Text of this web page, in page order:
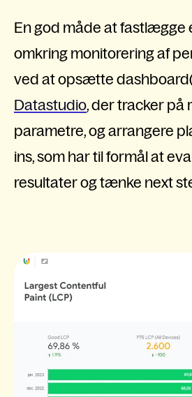
En god måde at fastlægge
omkring monitorering af
ved at opsætte
Datastudio,der tracker på
parametre, og arrangere
ins, som har til formål at
resultater og tænke next